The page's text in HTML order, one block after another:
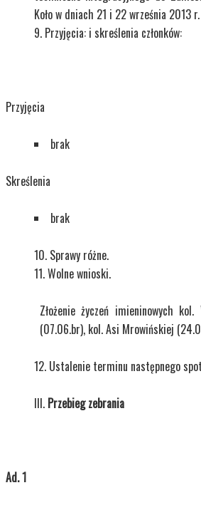
Koło w dniach 21 i 22 września 2013 r.
Przyjęcia: i skreślenia członków:
Przyjęcia
brak
Skreślenia
brak
Sprawy różne.
Wolne wnioski.
Złożenie życzeń imieninowych kol.
(07.06.br), kol. Asi Mrowińskiej
Ustalenie terminu następnego
Przebieg zebrania
Ad. 1